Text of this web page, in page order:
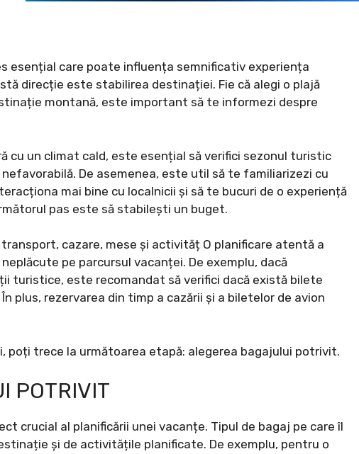
esențial care poate influența semnificativ experiența
direcție este stabilirea destinației. Fie că alegi o plajă
montană, este important să te informezi despre
cu un climat cald, este esențial să verifici sezonul turistic
De asemenea, este util să te familiarizezi cu
mai bine cu localnicii și să te bucuri de o experiență
pas este să stabilești un buget.
cazare, mese și activităț O planificare atentă a
pe parcursul vacanței. De exemplu, dacă
turistice, este recomandat să verifici dacă există bilete
plus, rezervarea din timp a cazării și a biletelor de avion
trece la următoarea etapă: alegerea bagajului potrivit.
POTRIVIT
crucial al planificării unei vacanțe. Tipul de bagaj pe care îl
și de activitățile planificate. De exemplu, pentru o